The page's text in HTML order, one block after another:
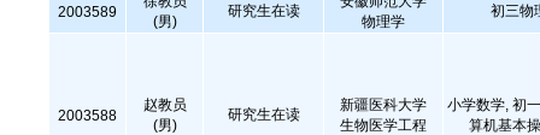
2003589
(男)
研究生在读
物理学
初三物
2003588
赵教员
(男)
研究生在读
新疆医科大学
生物医学工程
小学数学, 初
算机基本